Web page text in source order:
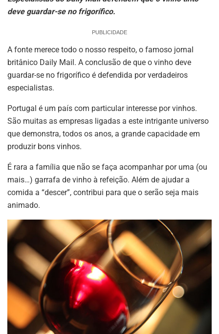
deve guardar-se no frigorífico.
PUBLICIDADE
A fonte merece todo o nosso respeito, o famoso jornal
britânico Daily Mail. A conclusão de que o vinho deve
guardar-se no frigorífico é defendida por verdadeiros
especialistas.
Portugal é um país com particular interesse por vinhos.
São muitas as empresas ligadas a este intrigante universo
que demonstra, todos os anos, a grande capacidade em
produzir bons vinhos.
É rara a família que não se faça acompanhar por uma (ou
mais…) garrafa de vinho à refeição. Além de ajudar a
comida a “descer”, contribui para que o serão seja mais
animado.